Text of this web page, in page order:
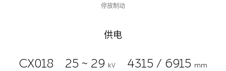
停放制动
供电
CX018 25 ~ 29
kV
4315 / 6915 mm